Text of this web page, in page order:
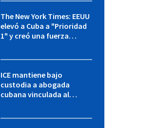
The New York Times: EEUU
elevó a Cuba a "Prioridad
1" y creó una fuerza
ICE mantiene bajo
custodia a abogada
cubana vinculada al